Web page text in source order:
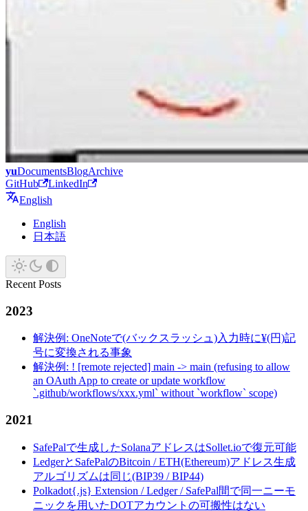
yuDocumentsBlogArchive
GitHub
LinkedIn
English
English
日本語
Recent Posts
2023
解決例: OneNoteで(バックスラッシュ)入力時に¥(円)記
号に変換される事象
解決例: ! [remote rejected] main -> main (refusing to allow
an OAuth App to create or update workflow
`.github/workflows/xxx.yml` without `workflow` scope)
2021
SafePalで生成したSolanaアドレスはSollet.ioで復元可能
LedgerとSafePalのBitcoin / ETH(Ethereum)アドレス生成
アルゴリズムは同じ(BIP39 / BIP44)
Polkadot{.js} Extension / Ledger / SafePal間で同一ニーモ
ニックを用いたDOTアカウントの可搬性はない